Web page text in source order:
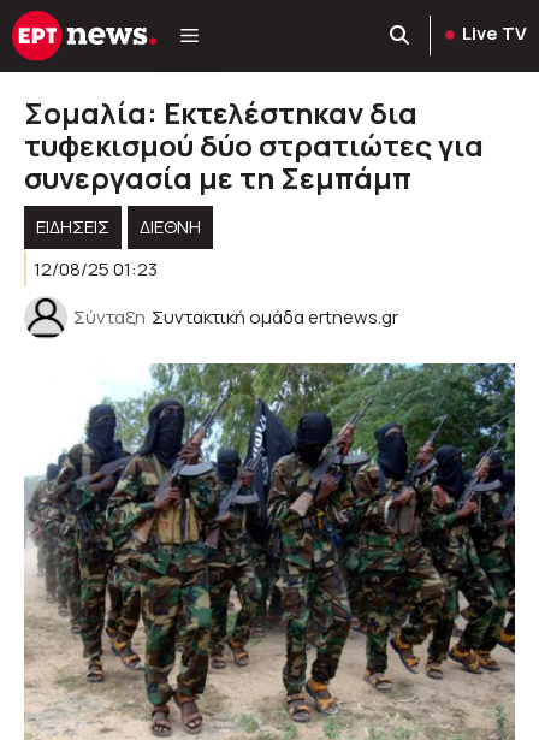
Μετάβαση
σε
Live TV
Σομαλία: Εκτελέστηκαν δια
τυφεκισμού δύο στρατιώτες για
συνεργασία με τη Σεμπάμπ
ΕΙΔΗΣΕΙΣ
ΔΙΕΘΝΗ
12/08/25 01:23
Σύνταξη Συντακτική ομάδα ertnews.gr